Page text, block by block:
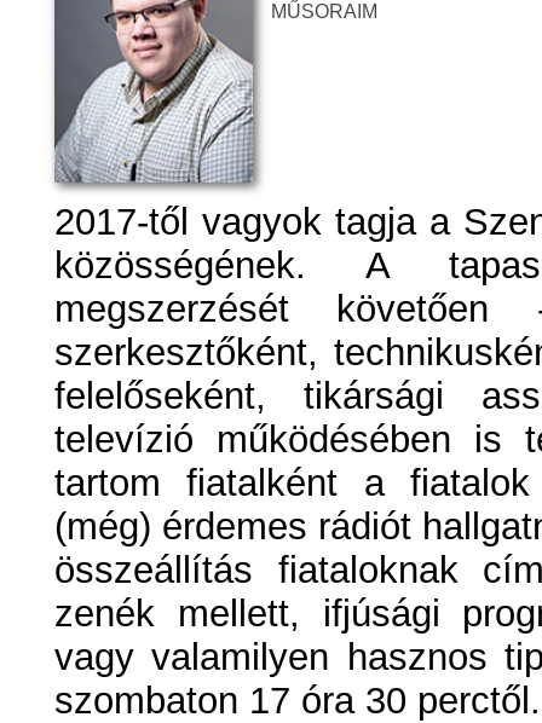
MŰSORAIM
2017-től vagyok tagja a
közösségének. A
megszerzését
szerkesztőként,
felelőseként, tikársági
televízió működésében is
tartom fiatalként a
(még) érdemes rádiót
összeállítás fiataloknak
zenék mellett, ifjúsági
vagy valamilyen hasznos
szombaton 17 óra 30 perctől.